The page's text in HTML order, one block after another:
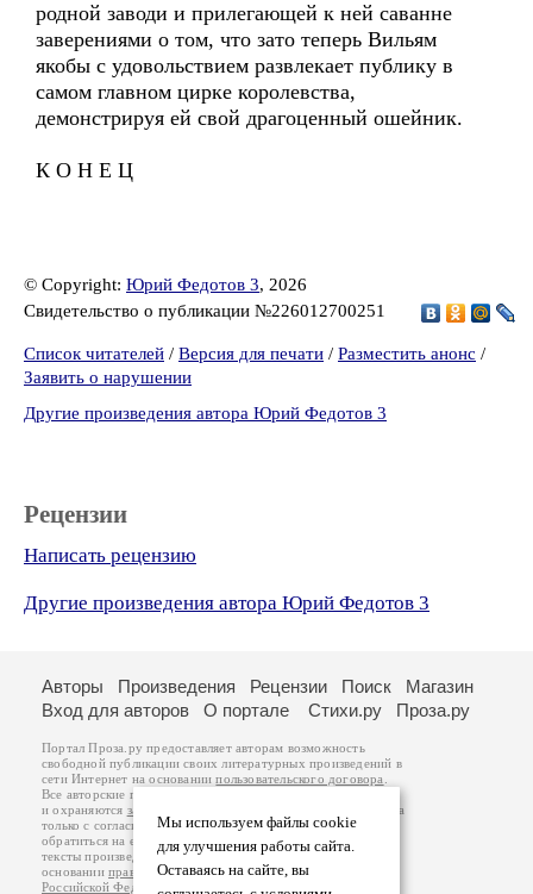
родной заводи и прилегающей к ней саванне
заверениями о том, что зато теперь Вильям
якобы с удовольствием развлекает публику в
самом главном цирке королевства,
демонстрируя ей свой драгоценный ошейник.
К О Н Е Ц
© Copyright: Юрий Федотов 3, 2026
Свидетельство о публикации №226012700251
Список читателей / Версия для печати / Разместить анонс /
Заявить о нарушении
Другие произведения автора Юрий Федотов 3
Рецензии
Написать рецензию
Другие произведения автора Юрий Федотов 3
Мы используем файлы cookie
для улучшения работы сайта.
Оставаясь на сайте, вы
Авторы Произведения Рецензии Поиск
Магазин
Вход для авторов
О портале Стихи.ру Проза.ру
Портал Проза.ру предоставляет авторам возможность
свободной публикации своих литературных произведений в
сети Интернет на основаниипользовательского договора
Все авторские права на произведения принадлежат авторам
и охраняются законом
. Перепечатка произведений возможна
только с согласия его автора, к которому вы можете
обратиться на его авторской странице. Ответственность за
тексты произведений авторы несут самостоятельно на
основанииправил публикацииизаконодательства
Российской Федерации